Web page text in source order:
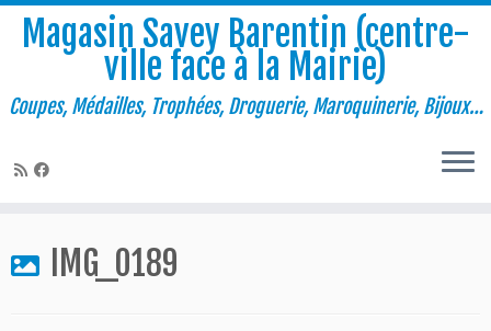
contenu
Magasin Savey Barentin (centre-
ville face à la Mairie)
Coupes, Médailles, Trophées, Droguerie, Maroquinerie, Bijoux…
IMG_0189